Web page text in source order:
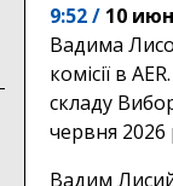
9:52 / 10
Вадима
комісії в
складу
червня 2026
Вадим